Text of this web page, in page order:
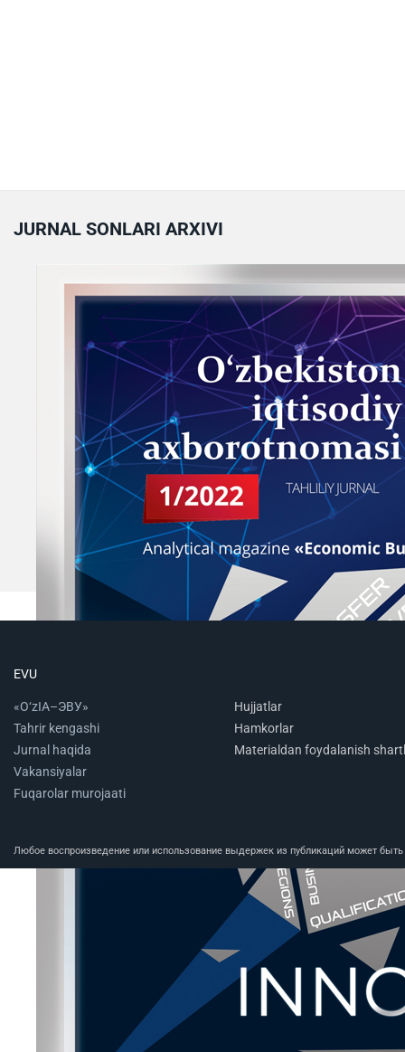
JURNAL SONLARI ARXIVI
EVU
«O‘zIA–ЭВУ»
Tahrir kengashi
Jurnal haqida
Vakansiyalar
Fuqarolar murojaati
Hujjatlar
Hamkorlar
Materialdan foydalanish
Любое воспроизведение или использование выдержек из публикаций может